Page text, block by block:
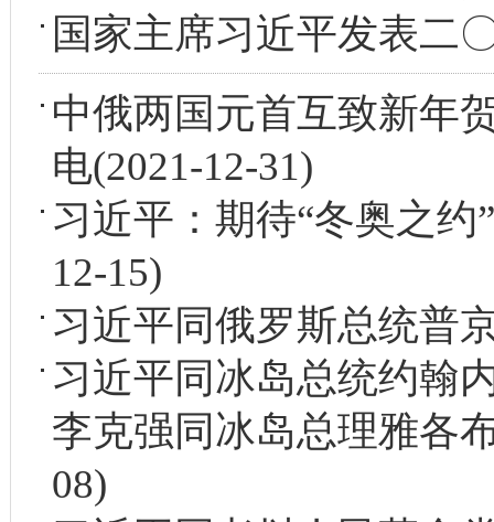
国家主席习近平发表二
中俄两国元首互致新年
电(2021-12-31)
习近平：期待“冬奥之
12-15)
习近平同俄罗斯总统普
习近平同冰岛总统约翰
李克强同冰岛总理雅各
08)